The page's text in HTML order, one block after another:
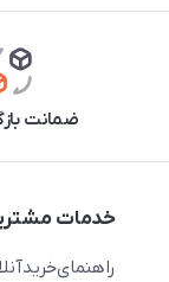
ضمانت
خدمات